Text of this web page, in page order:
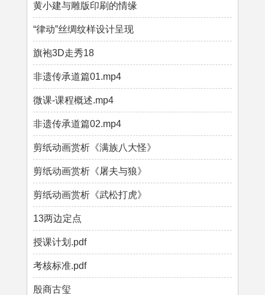
黄小建与雕版印刷的情缘
“律动”丝绸纹样设计呈现
旗袍3D走秀18
非遗传承道篇01.mp4
微课-课程概述.mp4
非遗传承道篇02.mp4
剪纸动画赏析《满族八大怪》
剪纸动画赏析《屠夫与狼》
剪纸动画赏析《武松打虎》
13两边定点
授课计划.pdf
考核标准.pdf
殷商古玺